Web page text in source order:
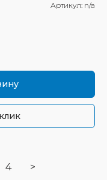
Артикул: n/a
4 >